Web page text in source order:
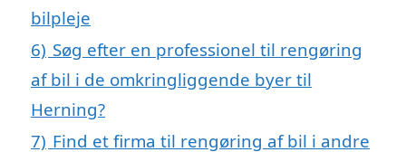
bilpleje
6) Søg efter en professionel til rengøring
af bil i de omkringliggende byer til
Herning?
7) Find et firma til rengøring af bil i andre